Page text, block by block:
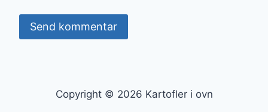
Copyright © 2026 Kartofler i ovn